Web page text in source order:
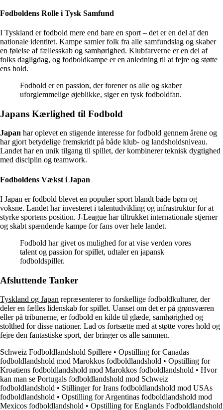
Fodboldens Rolle i Tysk Samfund
I Tyskland er fodbold mere end bare en sport – det er en del af den
nationale identitet. Kampe samler folk fra alle samfundslag og skaber
en følelse af fællesskab og samhørighed. Klubfarverne er en del af
folks dagligdag, og fodboldkampe er en anledning til at fejre og støtte
ens hold.
Fodbold er en passion, der forener os alle og skaber
uforglemmelige øjeblikke, siger en tysk fodboldfan.
Japans Kærlighed til Fodbold
Japan har oplevet en stigende interesse for fodbold gennem årene og
har gjort betydelige fremskridt på både klub- og landsholdsniveau.
Landet har en unik tilgang til spillet, der kombinerer teknisk dygtighed
med disciplin og teamwork.
Fodboldens Vækst i Japan
I Japan er fodbold blevet en populær sport blandt både børn og
voksne. Landet har investeret i talentudvikling og infrastruktur for at
styrke sportens position. J-League har tiltrukket internationale stjerner
og skabt spændende kampe for fans over hele landet.
Fodbold har givet os mulighed for at vise verden vores
talent og passion for spillet, udtaler en japansk
fodboldspiller.
Afsluttende Tanker
Tyskland og Japan repræsenterer to forskellige fodboldkulturer, der
deler en fælles lidenskab for spillet. Uanset om det er på grønsværen
eller på tribunerne, er fodbold en kilde til glæde, samhørighed og
stolthed for disse nationer. Lad os fortsætte med at støtte vores hold og
fejre den fantastiske sport, der bringer os alle sammen.
Schweiz Fodboldlandshold Spillere • Opstilling for Canadas
fodboldlandshold mod Marokkos fodboldlandshold • Opstilling for
Kroatiens fodboldlandshold mod Marokkos fodboldlandshold • Hvor
kan man se Portugals fodboldlandshold mod Schweiz
fodboldlandshold • Stillinger for Irans fodboldlandshold mod USAs
fodboldlandshold • Opstilling for Argentinas fodboldlandshold mod
Mexicos fodboldlandshold • Opstilling for Englands Fodboldlandshold